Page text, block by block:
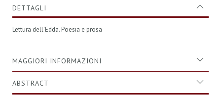
DETTAGLI
Lettura dell'Edda. Poesia e prosa
MAGGIORI INFORMAZIONI
ABSTRACT